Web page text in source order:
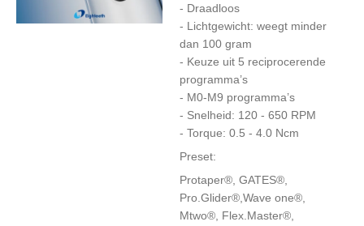
- Draadloos
- Lichtgewicht: weegt minder
dan 100 gram
- Keuze uit 5 reciprocerende
programma’s
- M0-M9 programma’s
- Snelheid: 120 - 650 RPM
- Torque: 0.5 - 4.0 Ncm
Preset:
Protaper®, GATES®,
Pro.Glider®,Wave one®,
Mtwo®, Flex.Master®,